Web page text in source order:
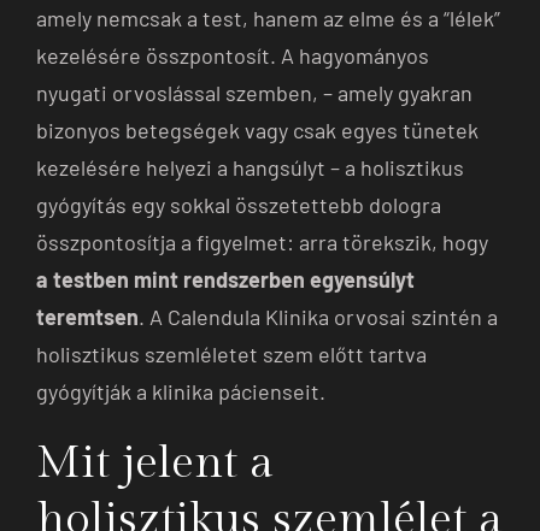
amely nemcsak a test, hanem az elme és a “lélek”
kezelésére összpontosít. A hagyományos
nyugati orvoslással szemben, – amely gyakran
bizonyos betegségek vagy csak egyes tünetek
kezelésére helyezi a hangsúlyt – a holisztikus
gyógyítás egy sokkal összetettebb dologra
összpontosítja a figyelmet: arra törekszik, hogy
a testben mint rendszerben egyensúlyt
teremtsen. A Calendula Klinika orvosai szintén a
holisztikus szemléletet szem előtt tartva
gyógyítják a klinika pácienseit.
Mit jelent a
holisztikus szemlélet a